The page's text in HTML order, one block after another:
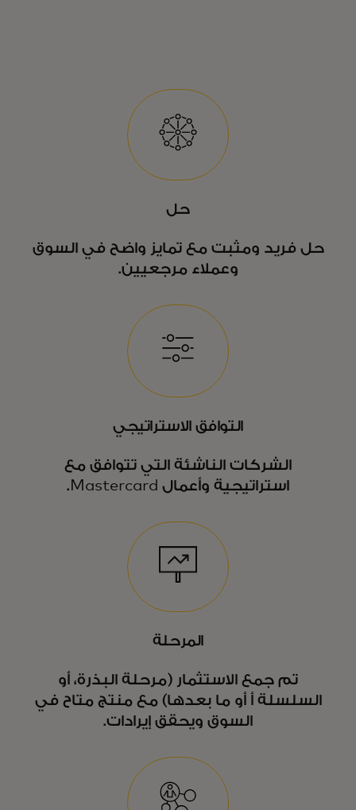
حل
حل فريد ومثبت مع تمايز واضح في السوق
وعملاء مرجعيين.
التوافق الاستراتيجي
الشركات الناشئة التي تتوافق مع
استراتيجية وأعمال Mastercard.
المرحلة
تم جمع الاستثمار (مرحلة البذرة، أو
السلسلة أ أو ما بعدها) مع منتج متاح في
السوق ويحقق إيرادات.